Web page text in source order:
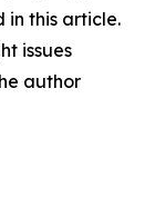
in this article.
issues
author